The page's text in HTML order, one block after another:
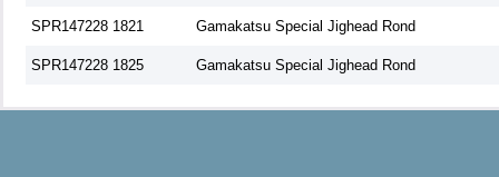
SPR147228 1821 Gamakatsu Special Jighead Rond
SPR147228 1825 Gamakatsu Special Jighead Rond